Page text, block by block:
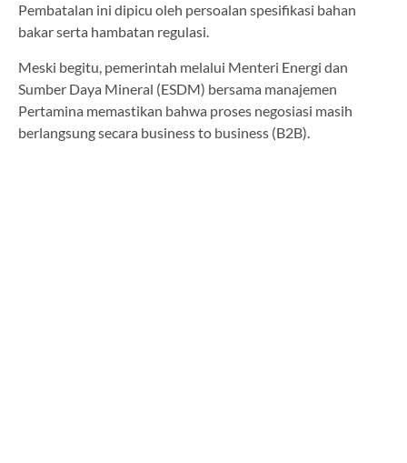
Pembatalan ini dipicu oleh persoalan spesifikasi bahan
bakar serta hambatan regulasi.
Meski begitu, pemerintah melalui Menteri Energi dan
Sumber Daya Mineral (ESDM) bersama manajemen
Pertamina memastikan bahwa proses negosiasi masih
berlangsung secara business to business (B2B).